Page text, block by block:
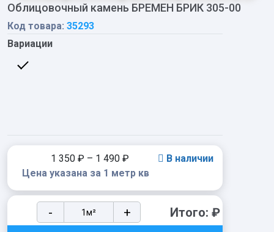
Облицовочный камень БРЕМЕН БРИК 305-00
Код товара: 35293
Вариации
1 350 ₽ – 1 490 ₽
В наличии
Цена указана за 1 метр кв
Облицовочный
камень
- + Итого: ₽